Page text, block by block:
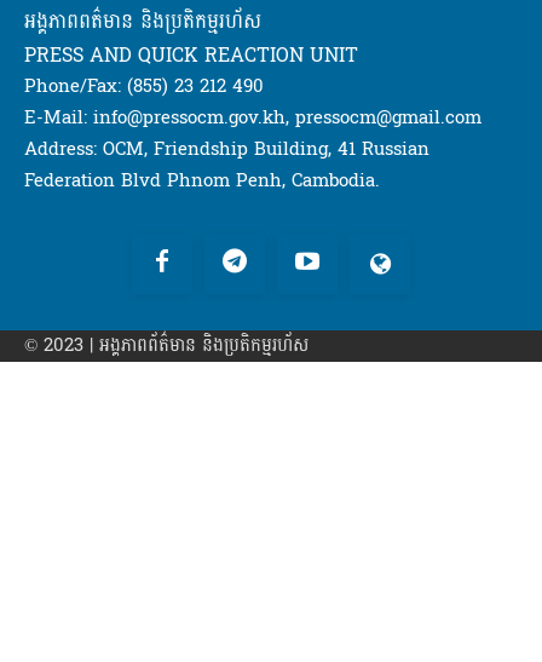
អង្គភាពពត៌មាន និងប្រតិកម្មរហ័ស
PRESS AND QUICK REACTION UNIT
Phone/Fax: (855) 23 212 490
E-Mail: info@pressocm.gov.kh, pressocm@gmail.com
Address: OCM, Friendship Building, 41 Russian
Federation Blvd Phnom Penh, Cambodia.
© 2023 | អង្គភាព​ព័ត៌មាន​ និងប្រតិកម្មរហ័ស